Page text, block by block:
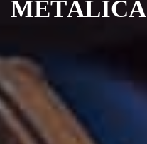
METÁLICA